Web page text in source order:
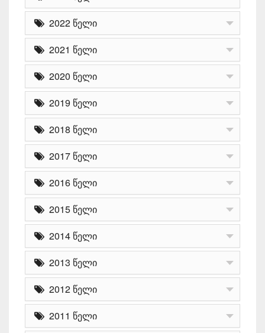
2022 წელი
2021 წელი
2020 წელი
2019 წელი
2018 წელი
2017 წელი
2016 წელი
2015 წელი
2014 წელი
2013 წელი
2012 წელი
2011 წელი